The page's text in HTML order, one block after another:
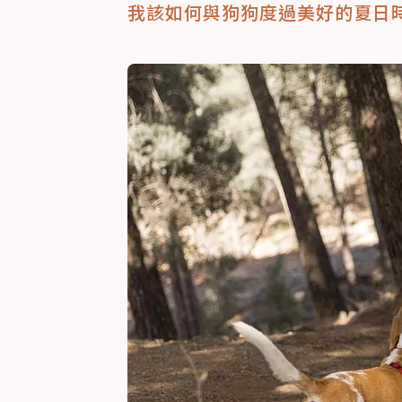
我該如何與狗狗度過美好的夏日